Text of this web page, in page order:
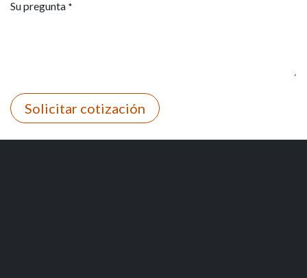
Su pregunta *
Solicitar cotización